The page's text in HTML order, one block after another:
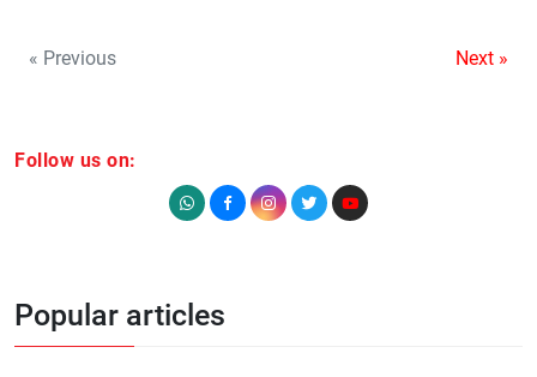
« Previous Next »
Follow us on:
Popular articles